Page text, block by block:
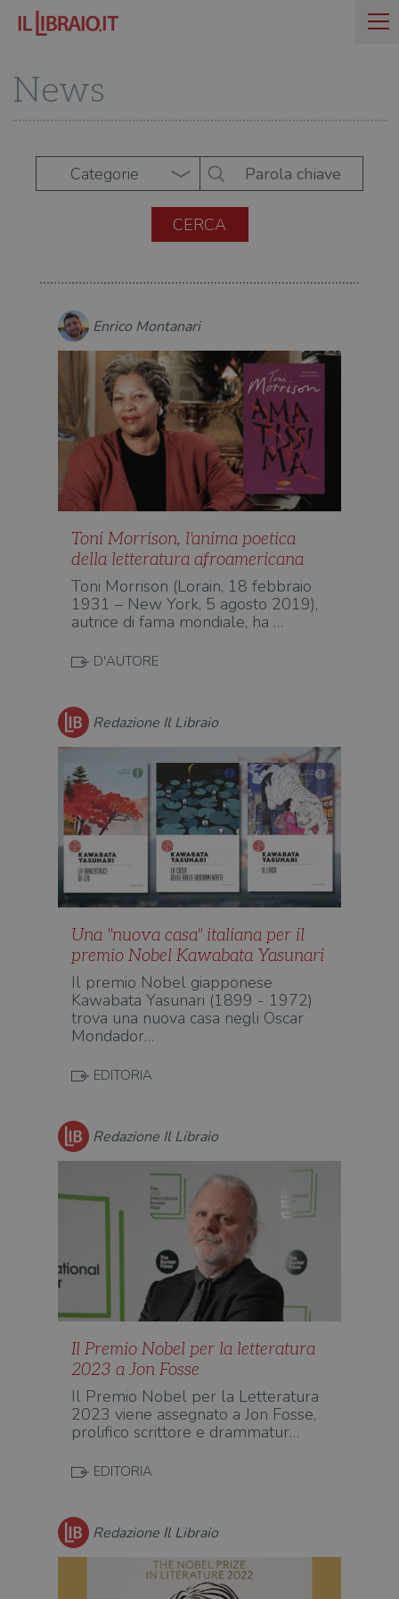
News
Categorie
Enrico Montanari
Toni Morrison, l'anima poetica
della letteratura afroamericana
Toni Morrison (Lorain, 18 febbraio
1931 – New York, 5 agosto 2019),
autrice di fama mondiale, ha …
D'AUTORE
Redazione Il Libraio
Una "nuova casa" italiana per il
premio Nobel Kawabata Yasunari
Il premio Nobel giapponese
Kawabata Yasunari (1899 - 1972)
trova una nuova casa negli Oscar
Mondador…
EDITORIA
Redazione Il Libraio
Il Premio Nobel per la letteratura
2023 a Jon Fosse
Il Premio Nobel per la Letteratura
2023 viene assegnato a Jon Fosse,
prolifico scrittore e drammatur…
EDITORIA
Redazione Il Libraio